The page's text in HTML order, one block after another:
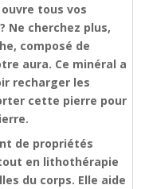
tous vos
Ne cherchez plus,
composé de
aura. Ce minéral a
recharger les
cette pierre pour
de propriétés
en lithothérapie
du corps. Elle aide